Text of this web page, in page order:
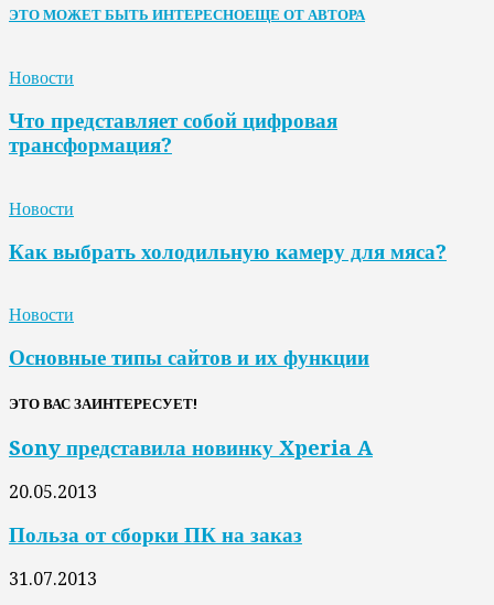
ЭТО МОЖЕТ БЫТЬ ИНТЕРЕСНОЕЩЕ ОТ АВТОРА
Новости
Что представляет собой цифровая
трансформация?
Новости
Как выбрать холодильную камеру для мяса?
Новости
Основные типы сайтов и их функции
ЭТО ВАС ЗАИНТЕРЕСУЕТ!
Sony представила новинку Xperia A
20.05.2013
Польза от сборки ПК на заказ
31.07.2013